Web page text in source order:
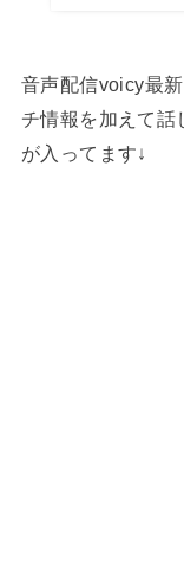
音声配信voicy最
チ情報を加えて話
が入ってます↓